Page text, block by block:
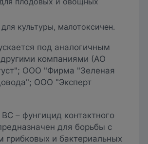
для культуры, малотоксичен.
под аналогичным
компаниями (АО
ООО "Фирма "Зеленая
ООО "Эксперт
– фунгицид контактного
для борьбы с
грибковых и бактериальных